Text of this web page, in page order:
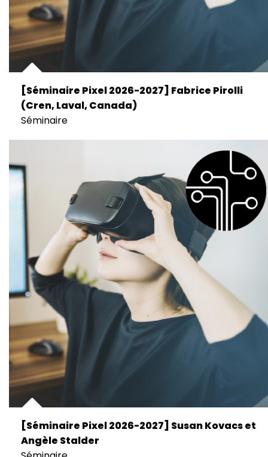
[Séminaire Pixel 2026-2027] Fabrice Pirolli
(Cren, Laval, Canada)
Séminaire
[Séminaire Pixel 2026-2027] Susan Kovacs et
Angèle Stalder